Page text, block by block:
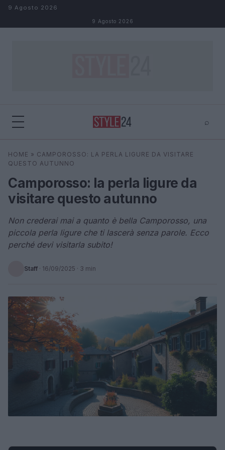
Salta al contenuto
9 Agosto 2026
9 Agosto 2026
⌕
Cerca ⌕
HOME » CAMPOROSSO: LA PERLA LIGURE DA VISITARE
QUESTO AUTUNNO
Camporosso: la perla ligure da
visitare questo autunno
Non crederai mai a quanto è bella Camporosso, una
piccola perla ligure che ti lascerà senza parole. Ecco
perché devi visitarla subito!
Staff · 16/09/2025 · 3 min